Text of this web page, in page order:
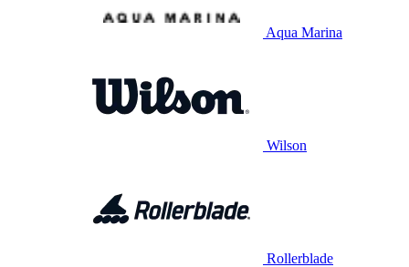
Aqua Marina
Wilson
Rollerblade